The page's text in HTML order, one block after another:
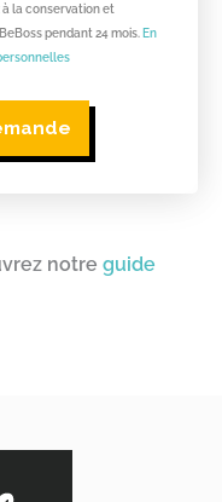
la conservation et
pendant 24 mois. En
notre guide